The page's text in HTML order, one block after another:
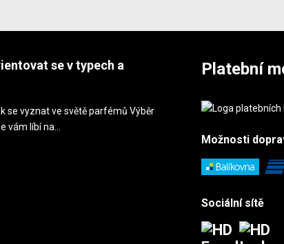
se v typech a
se vyznat ve světě parfémů Výběr
vám líbí na…
Platební
Možnosti
Sociální sítě